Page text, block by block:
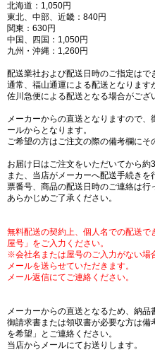
北海道：1,050円
東北、中部、近畿：840円
関東：630円
中国、四国：1,050円
九州・沖縄：1,260円
配送業社および配送日時のご指定はで
通常、福山通運による配送となりま
佐川急便による配送となる場合がござ
メーカーからの直送となりますので
ールからとなります。
ご希望の方はご注文の際の備考欄にそ
お届け日はご注文をいただいてから約
また、当店がメーカーへ配送手続き
票番号、商品の配送日時のご連絡は行
あらかじめご了承ください。
無料配送の契約上、個人名での配送
屋号」をご入力ください。
※会社名または屋号のご入力がない場
メールを送らせていただきます。
メール返信にてご連絡ください。
メーカーからの直送となるため、納品
御請求書または領収書が必要な方は
を希望」とご連絡ください。
当店からメールにてお送りします。